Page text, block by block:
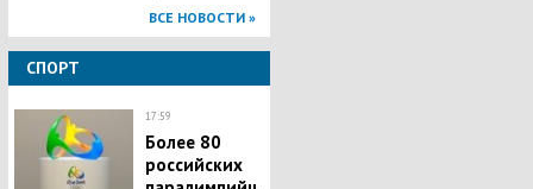
ВСЕ НОВОСТИ »
СПОРТ
17:59
Более 80
российских